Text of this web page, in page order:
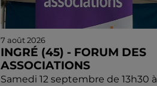
7 août 2026
INGRÉ (45) - FORUM DES
ASSOCIATIONS
Samedi 12 septembre de 13h30 à